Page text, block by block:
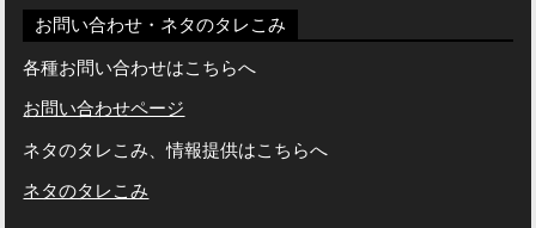
お問い合わせ・ネタのタレこみ
各種お問い合わせはこちらへ
お問い合わせページ
ネタのタレこみ、情報提供はこちらへ
ネタのタレこみ